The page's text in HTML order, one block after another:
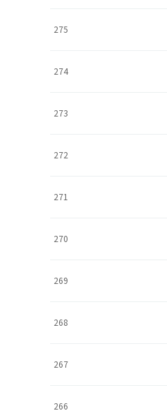
275
274
273
272
271
270
269
268
267
266